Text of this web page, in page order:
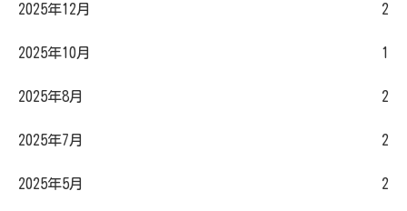
2025年12月 2
2025年10月 1
2025年8月 2
2025年7月 2
2025年5月 2